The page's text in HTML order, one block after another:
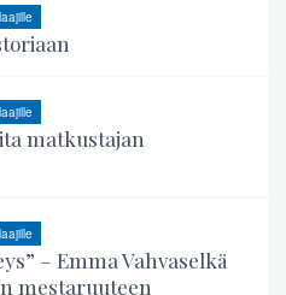
matkustajan
– Emma Vahvaselkä
mestaruuteen